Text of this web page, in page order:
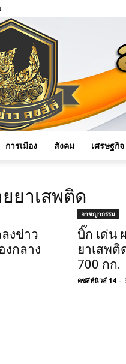
การเมือง สังคม เศรษฐกิจ
ยาเสพติด
งข่าว
งกลาง
อาชญากรรม
บิ๊ก เด่น
ยาเสพติ
700 กก.
คชสีห์นิวส์ 14 -